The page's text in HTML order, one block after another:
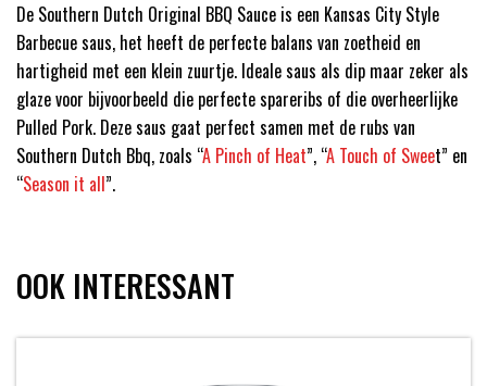
De Southern Dutch Original BBQ Sauce is een Kansas City Style
Barbecue saus, het heeft de perfecte balans van zoetheid en
hartigheid met een klein zuurtje. Ideale saus als dip maar zeker als
glaze voor bijvoorbeeld die perfecte spareribs of die overheerlijke
Pulled Pork. Deze saus gaat perfect samen met de rubs van
Southern Dutch Bbq, zoals “A Pinch of Heat”, “A Touch of Sweet” en
“Season it all”.
OOK INTERESSANT